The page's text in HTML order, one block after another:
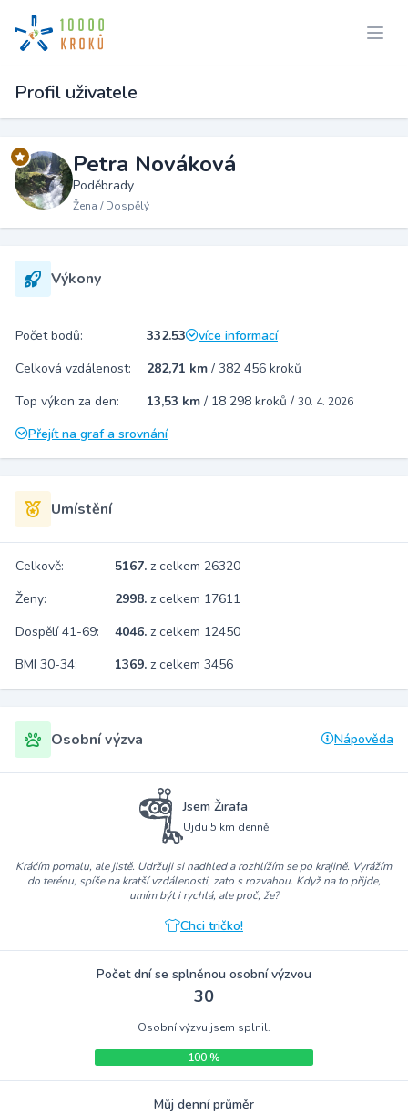
Profil uživatele
Petra Nováková
Poděbrady
Žena / Dospělý
Výkony
Počet bodů: 332.53
více informací
Celková vzdálenost:
282,71 km / 382 456 kroků
Top výkon za den:
13,53 km / 18 298 kroků / 30. 4. 2026
Přejít na graf a srovnání
Umístění
Celkově: 5167. z celkem 26320
Ženy:
2998. z celkem 17611
Dospělí 41-69:
4046. z celkem 12450
BMI 30-34:
1369. z celkem 3456
Osobní výzva Nápověda
Jsem Žirafa
Ujdu 5 km denně
Kráčím pomalu, ale jistě. Udržuji si nadhled a rozhlížím se po krajině. Vyrážím
do terénu, spíše na kratší vzdálenosti, zato s rozvahou. Když na to přijde,
umím být i rychlá, ale proč, že?
Chci tričko!
Počet dní se splněnou osobní výzvou
30
Osobní výzvu jsem splnil.
100 %
Můj denní průměr